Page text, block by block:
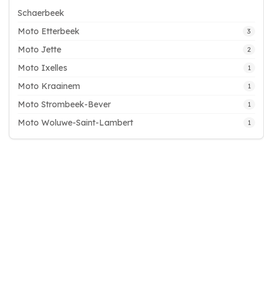
Schaerbeek
Moto Etterbeek
3
Moto Jette 2
Moto Ixelles 1
Moto Kraainem 1
Moto Strombeek-Bever 1
Moto Woluwe-Saint-Lambert 1